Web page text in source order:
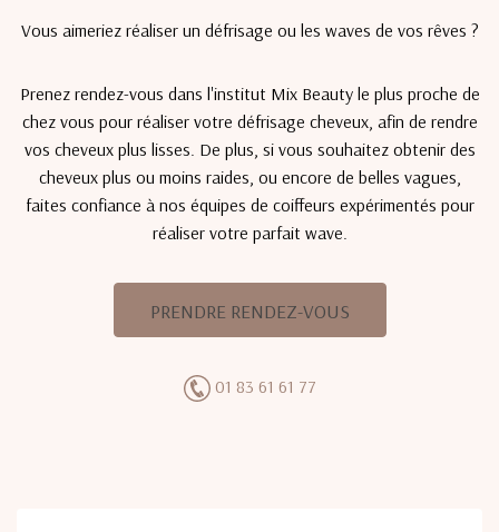
Vous aimeriez réaliser un défrisage ou les waves de vos rêves ?
Prenez rendez-vous dans l'institut Mix Beauty le plus proche de
chez vous pour réaliser votre défrisage cheveux, afin de rendre
vos cheveux plus lisses. De plus, si vous souhaitez obtenir des
cheveux plus ou moins raides, ou encore de belles vagues,
faites confiance à nos équipes de coiffeurs expérimentés pour
réaliser votre parfait wave.
PRENDRE RENDEZ-VOUS
01 83 61 61 77